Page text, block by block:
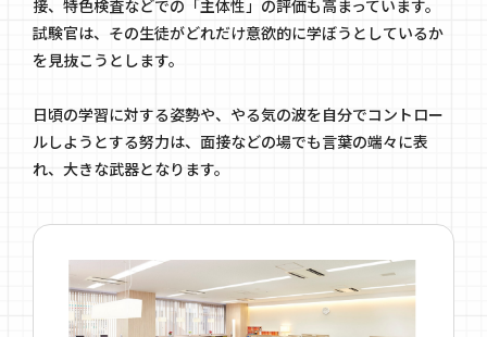
接、特色検査などでの「主体性」の評価も高まっています。
試験官は、その生徒がどれだけ意欲的に学ぼうとしているか
を見抜こうとします。
日頃の学習に対する姿勢や、やる気の波を自分でコントロー
ルしようとする努力は、面接などの場でも言葉の端々に表
れ、大きな武器となります。